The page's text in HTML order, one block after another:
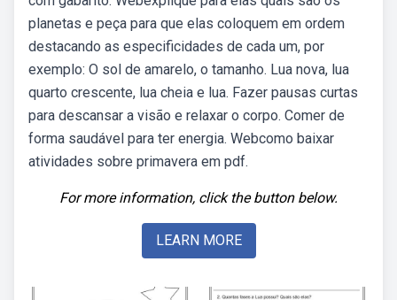
planetas e peça para que elas coloquem em ordem
destacando as especificidades de cada um, por
exemplo: O sol de amarelo, o tamanho. Lua nova, lua
quarto crescente, lua cheia e lua. Fazer pausas curtas
para descansar a visão e relaxar o corpo. Comer de
forma saudável para ter energia. Webcomo baixar
atividades sobre primavera em pdf.
For more information, click the button below.
LEARN MORE